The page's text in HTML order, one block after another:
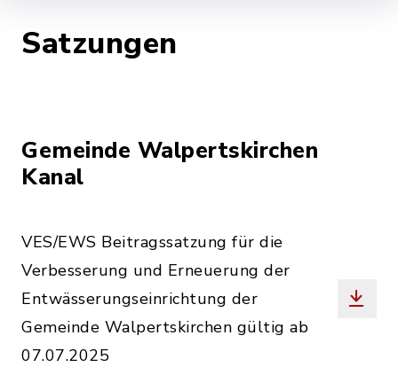
Satzungen
Gemeinde Walpertskirchen
Kanal
VES/EWS Beitragssatzung für die
Verbesserung und Erneuerung der
Entwässerungseinrichtung der
Gemeinde Walpertskirchen gültig ab
07.07.2025